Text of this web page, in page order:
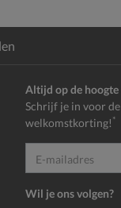
Altijd op de hoogte
Schrijf je in voor
welkomstkorting! *
E-mailadres
Wil je ons volgen?